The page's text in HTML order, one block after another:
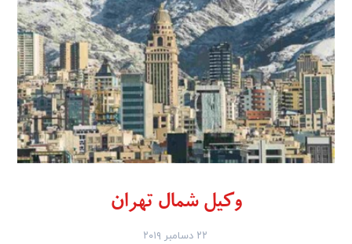
وکیل شمال تهران
۲۲ دسامبر ۲۰۱۹